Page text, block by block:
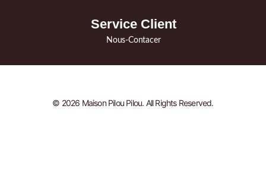
Service Client
Nous-Contacer
© 2026 Maison Pilou Pilou. All Rights Reserved.